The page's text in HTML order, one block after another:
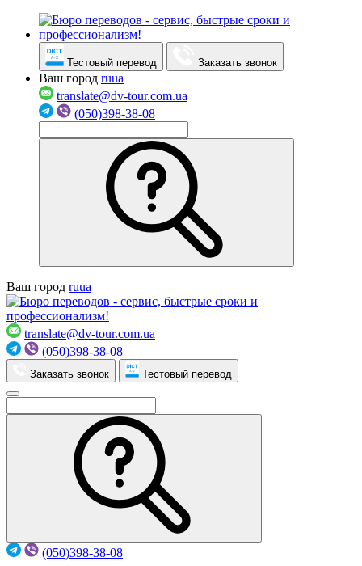
Тестовый перевод Заказать звонок
Ваш город ruua
translate@dv-tour.com.ua
(050)398-38-08
Ваш город ruua
translate@dv-tour.com.ua
(050)398-38-08
Заказать звонок Тестовый перевод
(050)398-38-08